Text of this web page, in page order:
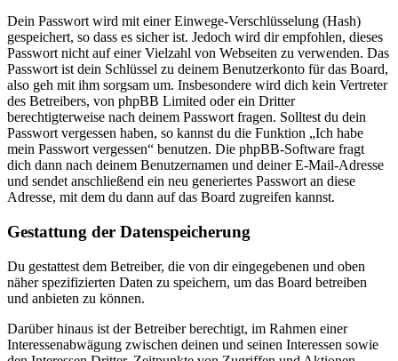
Dein Passwort wird mit einer Einwege-Verschlüsselung (Hash)
gespeichert, so dass es sicher ist. Jedoch wird dir empfohlen, dieses
Passwort nicht auf einer Vielzahl von Webseiten zu verwenden. Das
Passwort ist dein Schlüssel zu deinem Benutzerkonto für das Board,
also geh mit ihm sorgsam um. Insbesondere wird dich kein Vertreter
des Betreibers, von phpBB Limited oder ein Dritter
berechtigterweise nach deinem Passwort fragen. Solltest du dein
Passwort vergessen haben, so kannst du die Funktion „Ich habe
mein Passwort vergessen“ benutzen. Die phpBB-Software fragt
dich dann nach deinem Benutzernamen und deiner E-Mail-Adresse
und sendet anschließend ein neu generiertes Passwort an diese
Adresse, mit dem du dann auf das Board zugreifen kannst.
Gestattung der Datenspeicherung
Du gestattest dem Betreiber, die von dir eingegebenen und oben
näher spezifizierten Daten zu speichern, um das Board betreiben
und anbieten zu können.
Darüber hinaus ist der Betreiber berechtigt, im Rahmen einer
Interessenabwägung zwischen deinen und seinen Interessen sowie